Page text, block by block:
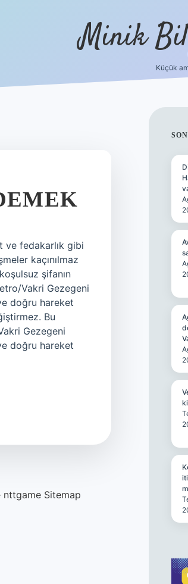
Minik
Küçük
ve fedakarlık gibi
kaçınılmaz
şifanın
Vakri Gezegeni
doğru hareket
Bu
Gezegeni
doğru hareket
nttgame Sitemap